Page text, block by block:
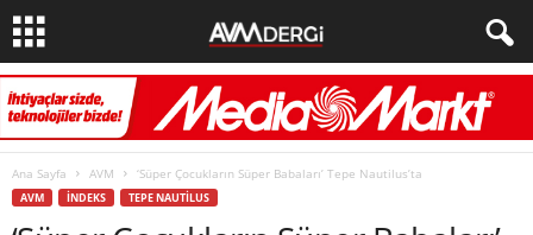
Ana Sayfa AVM ‘Süper Çocukların Süper Babaları’ Tepe Nautilus’ta
AVM İNDEKS TEPE NAUTILUS